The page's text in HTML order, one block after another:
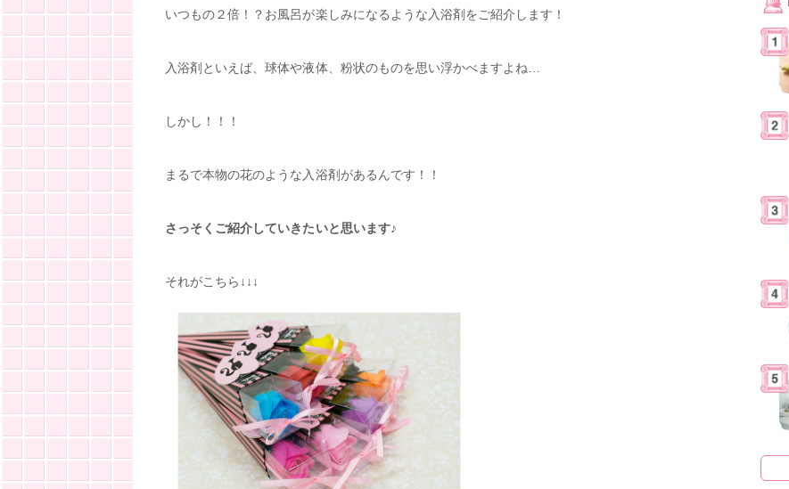
いつもの２倍！？お風呂が楽しみになるような入浴剤をご紹介します！
入浴剤といえば、球体や液体、粉状のものを思い浮かべますよね…
しかし！！！
まるで本物の花のような入浴剤があるんです！！
さっそくご紹介していきたいと思います♪
それがこちら↓↓↓